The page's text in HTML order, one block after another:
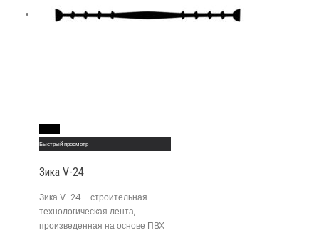
Быстрый просмотр
Зика V-24
Зика V-24 - строительная
технологическая лента,
произведенная на основе ПВХ